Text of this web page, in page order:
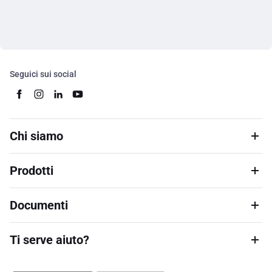
Seguici sui social
Chi siamo
Prodotti
Documenti
Ti serve aiuto?